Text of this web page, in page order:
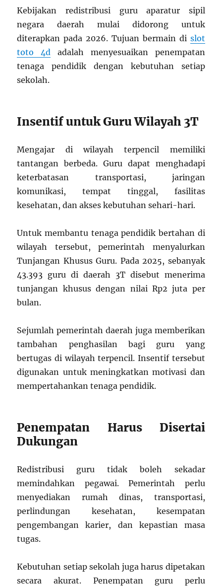
Kebijakan redistribusi guru aparatur sipil
negara daerah mulai didorong untuk
diterapkan pada 2026. Tujuan bermain di slot
toto 4d adalah menyesuaikan penempatan
tenaga pendidik dengan kebutuhan setiap
sekolah.
Insentif untuk Guru Wilayah 3T
Mengajar di wilayah terpencil memiliki
tantangan berbeda. Guru dapat menghadapi
keterbatasan transportasi, jaringan
komunikasi, tempat tinggal, fasilitas
kesehatan, dan akses kebutuhan sehari-hari.
Untuk membantu tenaga pendidik bertahan di
wilayah tersebut, pemerintah menyalurkan
Tunjangan Khusus Guru. Pada 2025, sebanyak
43.393 guru di daerah 3T disebut menerima
tunjangan khusus dengan nilai Rp2 juta per
bulan.
Sejumlah pemerintah daerah juga memberikan
tambahan penghasilan bagi guru yang
bertugas di wilayah terpencil. Insentif tersebut
digunakan untuk meningkatkan motivasi dan
mempertahankan tenaga pendidik.
Penempatan Harus Disertai
Dukungan
Redistribusi guru tidak boleh sekadar
memindahkan pegawai. Pemerintah perlu
menyediakan rumah dinas, transportasi,
perlindungan kesehatan, kesempatan
pengembangan karier, dan kepastian masa
tugas.
Kebutuhan setiap sekolah juga harus dipetakan
secara akurat. Penempatan guru perlu